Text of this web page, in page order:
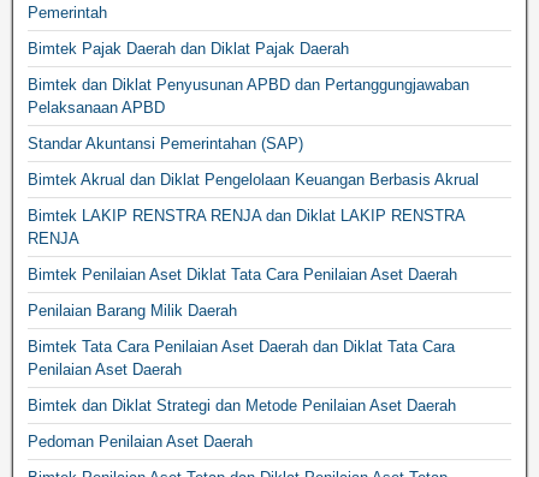
Pemerintah
Bimtek Pajak Daerah dan Diklat Pajak Daerah
Bimtek dan Diklat Penyusunan APBD dan Pertanggungjawaban
Pelaksanaan APBD
Standar Akuntansi Pemerintahan (SAP)
Bimtek Akrual dan Diklat Pengelolaan Keuangan Berbasis Akrual
Bimtek LAKIP RENSTRA RENJA dan Diklat LAKIP RENSTRA
RENJA
Bimtek Penilaian Aset Diklat Tata Cara Penilaian Aset Daerah
Penilaian Barang Milik Daerah
Bimtek Tata Cara Penilaian Aset Daerah dan Diklat Tata Cara
Penilaian Aset Daerah
Bimtek dan Diklat Strategi dan Metode Penilaian Aset Daerah
Pedoman Penilaian Aset Daerah